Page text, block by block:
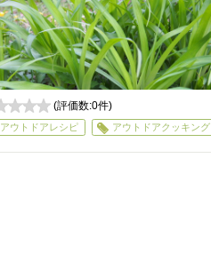
(評価数:0件)
アウトドアレシピ アウトドアクッキング